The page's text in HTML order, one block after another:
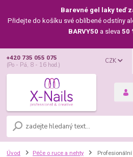
Barevné gel laky teď
Přidejte do košíku své oblíbené odstíny
BARVY50 a sleva 50
CZK
+420 735 055 075
(Po - Pá, 8 - 16 hod.)
Úvod Péče o ruce a nehty